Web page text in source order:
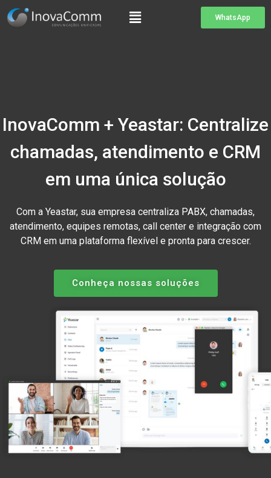
WhatsApp
InovaComm + Yeastar: Centralize
chamadas, atendimento e CRM
em uma única solução
Com a Yeastar, sua empresa centraliza PABX, chamadas,
atendimento, equipes remotas, call center e integração com
CRM em uma plataforma flexível e pronta para crescer.
Conheça nossas soluções